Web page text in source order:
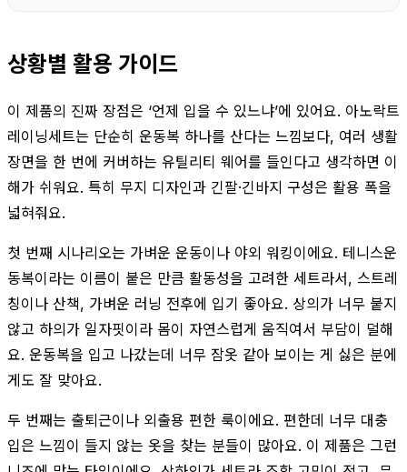
상황별 활용 가이드
이 제품의 진짜 장점은 ‘언제 입을 수 있느냐’에 있어요. 아노락트
레이닝세트는 단순히 운동복 하나를 산다는 느낌보다, 여러 생활
장면을 한 번에 커버하는 유틸리티 웨어를 들인다고 생각하면 이
해가 쉬워요. 특히 무지 디자인과 긴팔·긴바지 구성은 활용 폭을
넓혀줘요.
첫 번째 시나리오는 가벼운 운동이나 야외 워킹이에요. 테니스운
동복이라는 이름이 붙은 만큼 활동성을 고려한 세트라서, 스트레
칭이나 산책, 가벼운 러닝 전후에 입기 좋아요. 상의가 너무 붙지
않고 하의가 일자핏이라 몸이 자연스럽게 움직여서 부담이 덜해
요. 운동복을 입고 나갔는데 너무 잠옷 같아 보이는 게 싫은 분에
게도 잘 맞아요.
두 번째는 출퇴근이나 외출용 편한 룩이에요. 편한데 너무 대충
입은 느낌이 들지 않는 옷을 찾는 분들이 많아요. 이 제품은 그런